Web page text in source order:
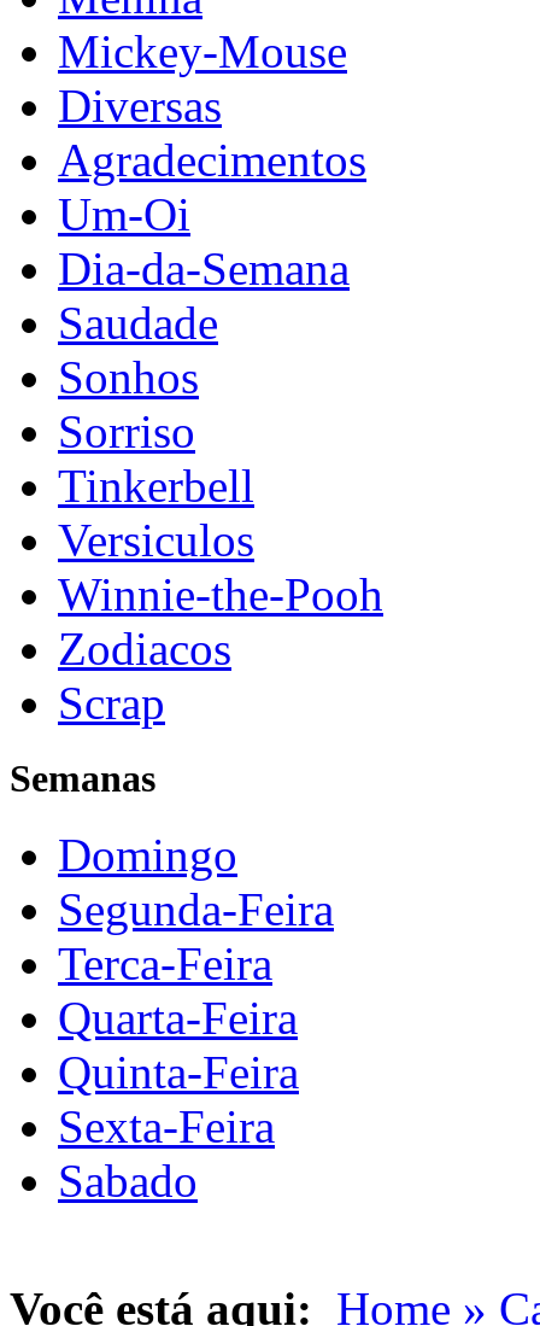
Mickey-Mouse
Diversas
Agradecimentos
Um-Oi
Dia-da-Semana
Saudade
Sonhos
Sorriso
Tinkerbell
Versiculos
Winnie-the-Pooh
Zodiacos
Scrap
Semanas
Domingo
Segunda-Feira
Terca-Feira
Quarta-Feira
Quinta-Feira
Sexta-Feira
Sabado
Você está aqui: Home »